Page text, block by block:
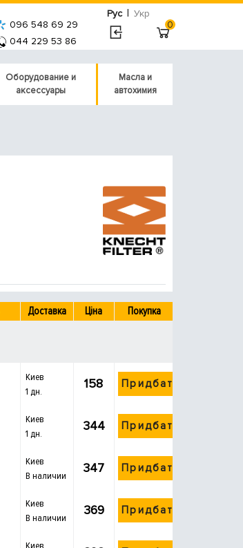
Рус | Укр
096 548 69 29
044 229 53 86
0
Оборудование и
аксессуары
Масла и
автохимия
Доставка Ціна Покупка
Киев
1 дн.
158 Придбати
Киев
1 дн.
344 Придбати
Киев
В наличии
347 Придбати
Киев
В наличии
369 Придбати
Киев